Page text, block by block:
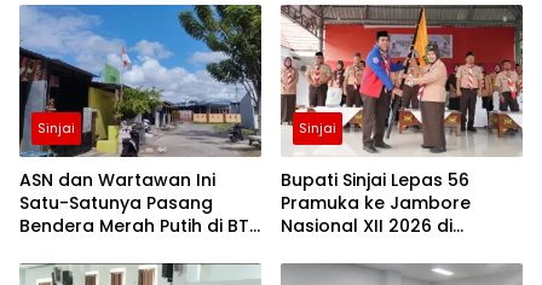
Sinjai
Sinjai
ASN dan Wartawan Ini
Satu-Satunya Pasang
Bendera Merah Putih di BTN
Sinjai
Bupati Sinjai Lepas 56
Pramuka ke Jambore
Nasional XII 2026 di